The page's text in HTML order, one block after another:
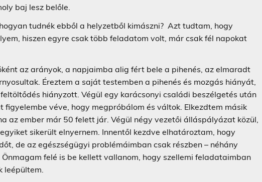
baj lesz belőle.
tudnék ebből a helyzetből kimászni? Azt tudtam, hogy
hiszen egyre csak több feladatom volt, már csak fél napokat
az arányok, a napjaimba alig fért bele a pihenés, az elmaradt
Éreztem a saját testemben a pihenés és mozgás hiányát,
hiányzott. Végül egy karácsonyi családi beszélgetés után
véve, hogy megpróbálom és váltok. Elkezdtem másik
az ember már 50 felett jár. Végül négy vezetői álláspályázat közül,
sikerült elnyernem. Innentől kezdve elhatároztam, hogy
de az egészségügyi problémáimban csak részben – néhány
felé is be kellett vallanom, hogy szellemi feladataimban